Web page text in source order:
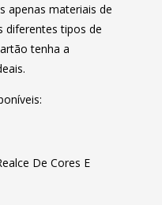
apenas materiais de
diferentes tipos de
tenha a
De Cores E